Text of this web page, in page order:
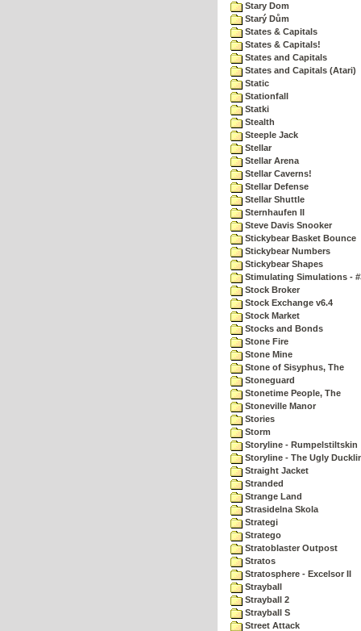
Stary Dom
Starý Dům
States & Capitals
States & Capitals!
States and Capitals
States and Capitals (Atari)
Static
Stationfall
Statki
Stealth
Steeple Jack
Stellar
Stellar Arena
Stellar Caverns!
Stellar Defense
Stellar Shuttle
Sternhaufen II
Steve Davis Snooker
Stickybear Basket Bounce
Stickybear Numbers
Stickybear Shapes
Stimulating Simulations -
Stock Broker
Stock Exchange v6.4
Stock Market
Stocks and Bonds
Stone Fire
Stone Mine
Stone of Sisyphus, The
Stoneguard
Stonetime People, The
Stoneville Manor
Stories
Storm
Storyline - Rumpelstiltskin
Storyline - The Ugly
Straight Jacket
Stranded
Strange Land
Strasidelna Skola
Strategi
Stratego
Stratoblaster Outpost
Stratos
Stratosphere - Excelsor II
Strayball
Strayball 2
Strayball S
Street Attack